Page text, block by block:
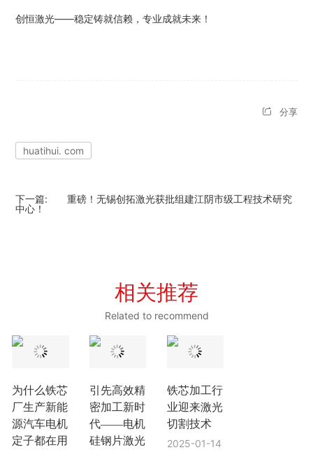
创恒激光——稳定铸就信赖，专业成就未来！
分享
huatihui. com
下一篇:
重磅！无锡创拓激光获批组建江阴市级工程技术研究
中心！
相关推荐
Related to recommend
为什么铁芯
厂生产新能
源汽车电机
定子都在用
引先高效精
密加工新时
代——电机
硅钢片激光
铁芯加工行
业迎来激光
切割技术
2025-01-14